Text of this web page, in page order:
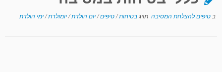
ב טיפים להצלחת המסיבה תויגבטיחות/טיפים/יום הולדת/יומולדת/ימי הולדת